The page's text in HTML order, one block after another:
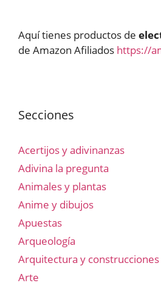
Aquí tienes productos de
de Amazon Afiliados https://
Secciones
Acertijos y adivinanzas
Adivina la pregunta
Animales y plantas
Anime y dibujos
Apuestas
Arqueología
Arquitectura y construcciones
Arte